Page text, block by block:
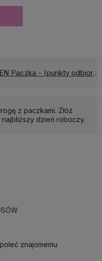
Paczka - (punkty odbioru)
z paczkami. Złóż
dzień roboczy.
poleć znajomemu